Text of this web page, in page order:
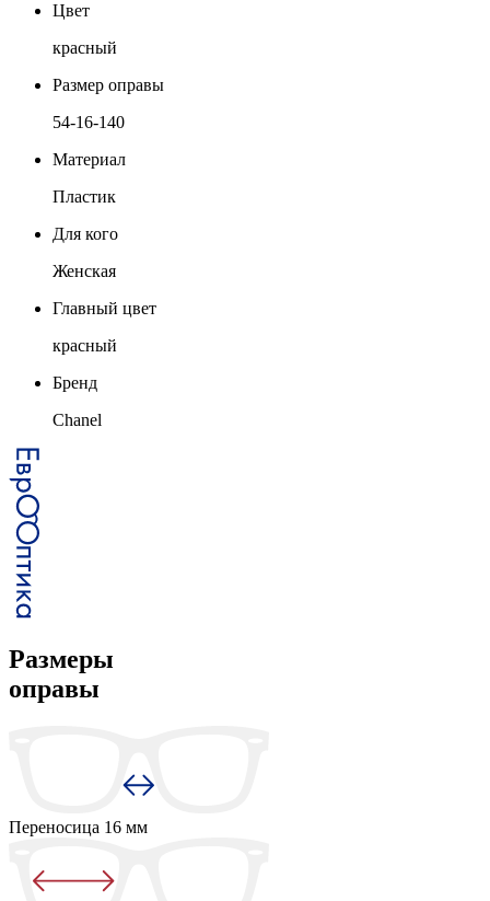
Цвет
красный
Размер оправы
54-16-140
Материал
Пластик
Для кого
Женская
Главный цвет
красный
Бренд
Chanel
Размеры
оправы
Переносица 16 мм